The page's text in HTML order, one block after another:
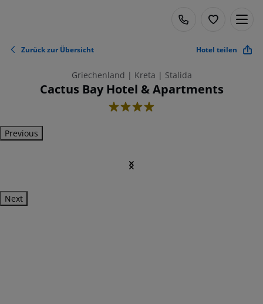
Zurück zur Übersicht Hotel teilen
Griechenland | Kreta | Stalida
Cactus Bay Hotel & Apartments
4
Previous
Next